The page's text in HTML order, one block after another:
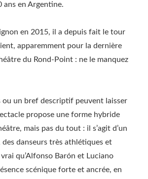
ans en Argentine.
en 2015, il a depuis fait le tour
apparemment pour la dernière
du Rond-Point : ne le manquez
ou un bref descriptif peuvent laisser
propose une forme hybride
mais pas du tout : il s’agit d’un
des danseurs très athlétiques et
qu’Alfonso Barón et Luciano
scénique forte et ancrée, en